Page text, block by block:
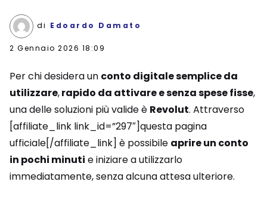
di Edoardo Damato
2 Gennaio 2026 18:09
Per chi desidera un conto digitale semplice da
utilizzare,rapido da attivare e senza spese fisse,
una delle soluzioni più valide è Revolut. Attraverso
[affiliate_link link_id=”297″]questa pagina
ufficiale[/affiliate_link] è possibile aprire un conto
in pochi minuti e iniziare a utilizzarlo
immediatamente, senza alcuna attesa ulteriore.